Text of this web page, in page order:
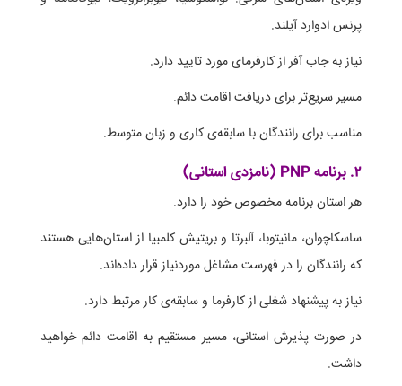
پرنس ادوارد آیلند.
نیاز به جاب آفر از کارفرمای مورد تایید دارد.
مسیر سریع‌تر برای دریافت اقامت دائم.
مناسب برای رانندگان با سابقه‌ی کاری و زبان متوسط.
۲. برنامه PNP (نامزدی استانی)
هر استان برنامه مخصوص خود را دارد.
ساسکاچوان، مانیتوبا، آلبرتا و بریتیش کلمبیا از استان‌هایی هستند
که رانندگان را در فهرست مشاغل موردنیاز قرار داده‌اند.
نیاز به پیشنهاد شغلی از کارفرما و سابقه‌ی کار مرتبط دارد.
در صورت پذیرش استانی، مسیر مستقیم به اقامت دائم خواهید
داشت.